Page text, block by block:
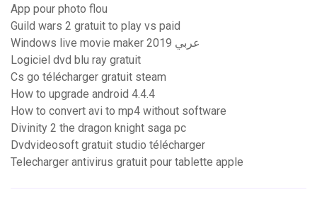
App pour photo flou
Guild wars 2 gratuit to play vs paid
Windows live movie maker 2019 عربي
Logiciel dvd blu ray gratuit
Cs go télécharger gratuit steam
How to upgrade android 4.4.4
How to convert avi to mp4 without software
Divinity 2 the dragon knight saga pc
Dvdvideosoft gratuit studio télécharger
Telecharger antivirus gratuit pour tablette apple